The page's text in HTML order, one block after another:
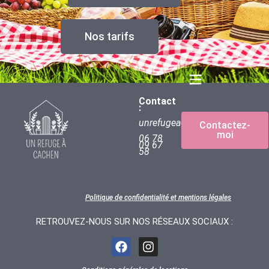
Nos tarifs
Contact
:
unrefugeacachen@gmail.com
06 78
09 67
58
Contactez-
moi
Politique de confidentialité et mentions légales
RETROUVEZ-NOUS SUR NOS RÉSEAUX SOCIAUX :